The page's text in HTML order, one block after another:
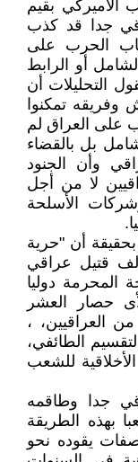
الأميركي بقيم
جدا قد كذب
الحرب على
أو الرابط
التحليلات أن
وفريقه تمكنوا
على العراق لم
بل بالقضاء
وأن الجنود
لا من أجل
الأسلحة
أن "حرية
المزعومة كان ثمنها 100 ألف قتيل عراقي
المحرمة دوليا
حصار العشر
العراقيين، ،
الطائفي،
للشعب
جدا وطاقمه
بهذه الطريقة
يقوده نحو